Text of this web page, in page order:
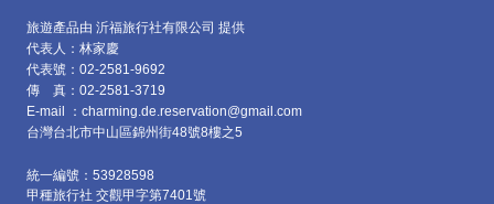
旅遊產品由 沂福旅行社有限公司 提供
代表人：林家慶
代表號：02-2581-9692
傳 真：02-2581-3719
E-mail ：charming.de.reservation@gmail.com
台灣台北市中山區錦州街48號8樓之5
統一編號：53928598
甲種旅行社 交觀甲字第7401號